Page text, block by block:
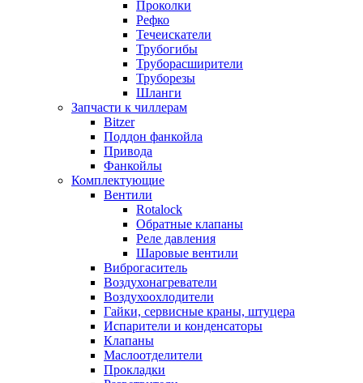
Проколки
Рефко
Течеискатели
Трубогибы
Труборасширители
Труборезы
Шланги
Запчасти к чиллерам
Bitzer
Поддон фанкойла
Привода
Фанкойлы
Комплектующие
Вентили
Rotalock
Обратные клапаны
Реле давления
Шаровые вентили
Виброгаситель
Воздухонагреватели
Воздухоохлодители
Гайки, сервисные краны, штуцера
Испарители и конденсаторы
Клапаны
Маслоотделители
Прокладки